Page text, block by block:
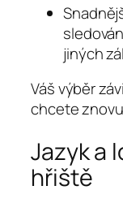
jiných
Váš výběr
chcete
Jazyk a
hřiště